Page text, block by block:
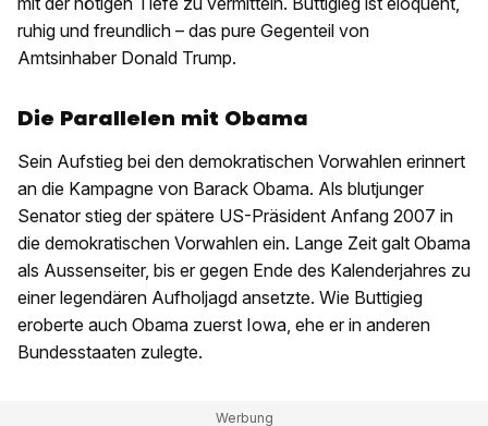
ruhig und freundlich – das pure Gegenteil von
Amtsinhaber Donald Trump.
Die Parallelen mit Obama
Sein Aufstieg bei den demokratischen Vorwahlen erinnert
an die Kampagne von Barack Obama. Als blutjunger
Senator stieg der spätere US-Präsident Anfang 2007 in
die demokratischen Vorwahlen ein. Lange Zeit galt Obama
als Aussenseiter, bis er gegen Ende des Kalenderjahres zu
einer legendären Aufholjagd ansetzte. Wie Buttigieg
eroberte auch Obama zuerst Iowa, ehe er in anderen
Bundesstaaten zulegte.